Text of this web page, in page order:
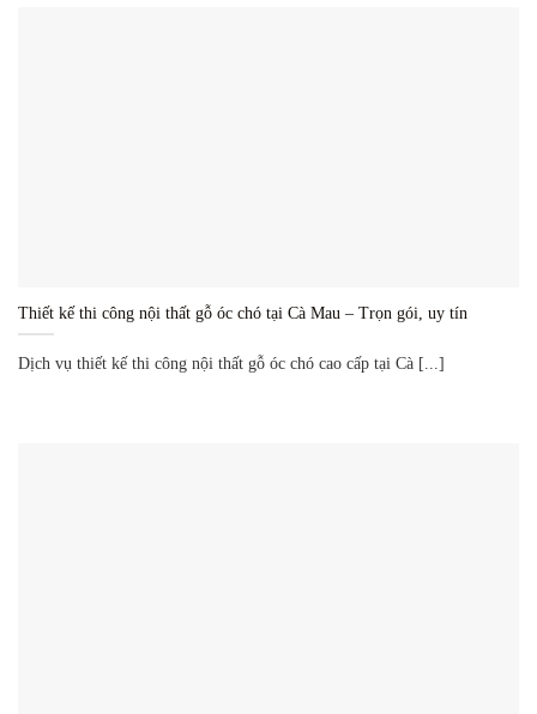
Thiết kế thi công nội thất gỗ óc chó tại Cà Mau – Trọn gói, uy tín
Dịch vụ thiết kế thi công nội thất gỗ óc chó cao cấp tại Cà [...]